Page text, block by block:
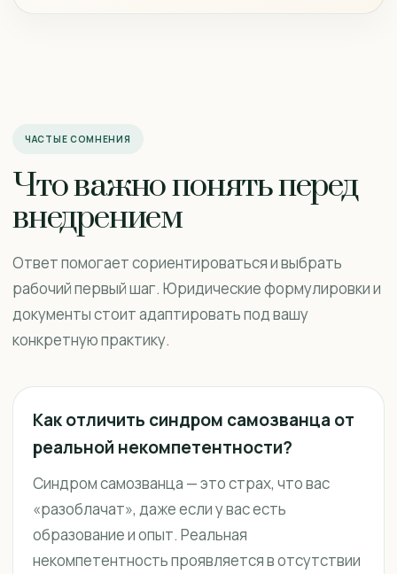
ЧАСТЫЕ СОМНЕНИЯ
Что важно понять перед
внедрением
Ответ помогает сориентироваться и выбрать
рабочий первый шаг. Юридические формулировки и
документы стоит адаптировать под вашу
конкретную практику.
Как отличить синдром самозванца от
реальной некомпетентности?
Синдром самозванца — это страх, что вас
«разоблачат», даже если у вас есть
образование и опыт. Реальная
некомпетентность проявляется в отсутствии